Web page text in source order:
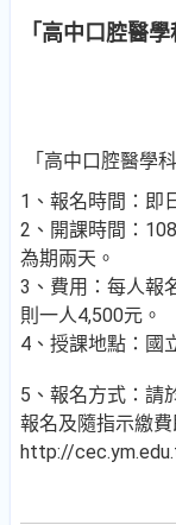
「高中口腔醫學
「高中口腔醫學科
1、報名時間：即
2、開課時間：
為期兩天。
3、費用：每人報
則一人4,500元。
4、授課地點：國
5、報名方式：請
報名及隨指示繳
http://